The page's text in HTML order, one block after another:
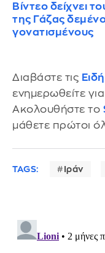
Βίντεο δείχνει
της Γάζας
γονατισμένους
Διαβάστε τις
ενημερωθείτε
Ακολουθήστε το
μάθετε πρώτοι
TAGS: Ιράν